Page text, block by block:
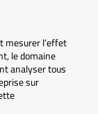
mesurer l’effet
le domaine
analyser tous
sur